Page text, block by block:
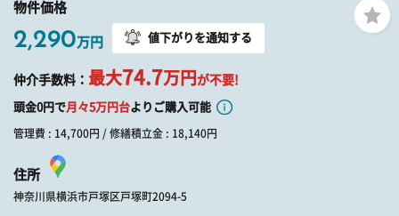
物件価格
2,290万円 値下がりを通知する
仲介手数料： 最大74.7万円 が不要!
頭金0円で月々5万円台よりご購入可能
管理費 : 14,700円 / 修繕積立金 : 18,140円
住所
神奈川県横浜市戸塚区戸塚町2094-5